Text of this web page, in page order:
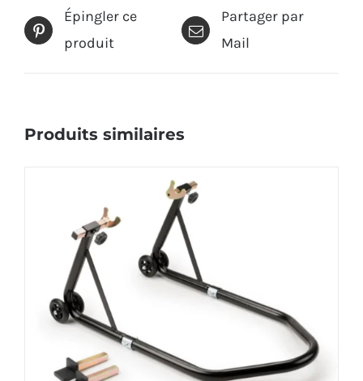
Épingler ce
produit
Partager par
Mail
Produits similaires